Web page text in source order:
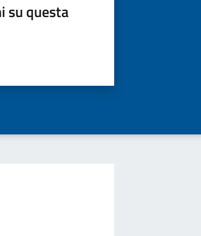
su questa